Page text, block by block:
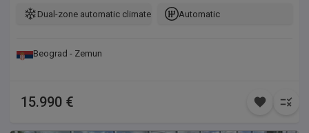
Dual-zone automatic climate controlAutomatic
Beograd - Zemun
15.990 €